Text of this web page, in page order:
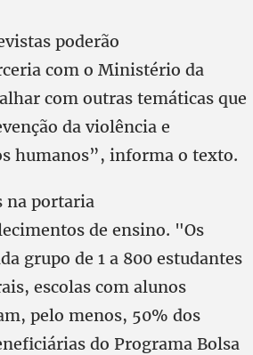
poderão
com o Ministério da
com outras temáticas que
da violência e
humanos”, informa o texto.
na portaria
de ensino. "Os
grupo de 1 a 800 estudantes
escolas com alunos
pelo menos, 50% dos
do Programa Bolsa